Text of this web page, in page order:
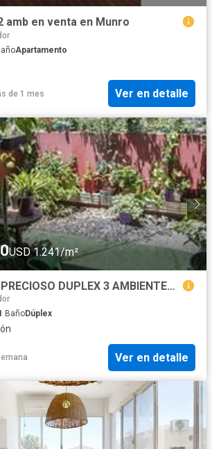
amb en venta en Munro
Apartamento
de 1 mes Ver en detalle
USD 1.241/m²
OPORTUNIDAD PRECIOSO DUPLEX 3 AMBIENTES CON COCHERA JARDIN Y PATIO
BañoDúplex
Ver en detalle